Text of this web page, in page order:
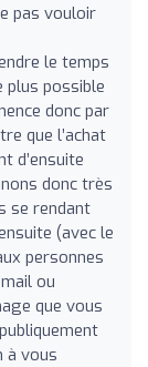
pas vouloir
le temps
plus possible
donc par
que l’achat
d’ensuite
donc très
se rendant
(avec le
personnes
ou
que vous
à vous